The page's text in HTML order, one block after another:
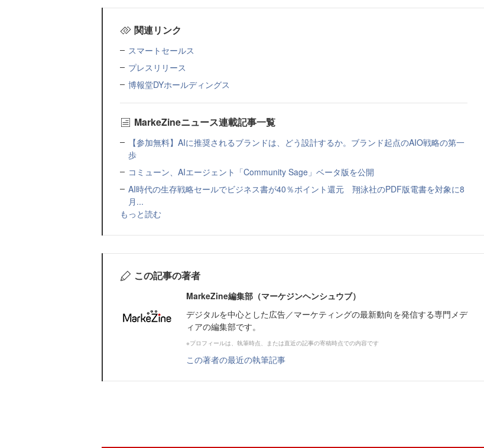
関連リンク
スマートセールス
プレスリリース
博報堂DYホールディングス
MarkeZineニュース連載記事一覧
【参加無料】AIに推奨されるブランドは、どう設計するか。ブランド起点のAIO戦略の第一
歩
コミューン、AIエージェント「Community Sage」ベータ版を公開
AI時代の生存戦略セールでビジネス書が40％ポイント還元 翔泳社のPDF版電書を対象に8
月...
もっと読む
この記事の著者
MarkeZine編集部（マーケジンヘンシュウブ）
デジタルを中心とした広告／マーケティングの最新動向を発信する専門メデ
ィアの編集部です。
※プロフィールは、執筆時点、または直近の記事の寄稿時点での内容です
この著者の最近の執筆記事